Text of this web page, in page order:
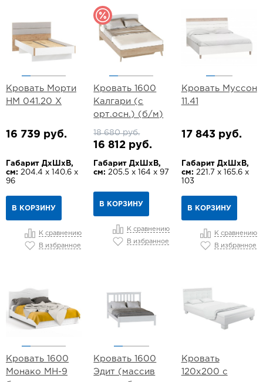
Кровать Морти
НМ 041.20 Х
16 739 руб.
Габарит ДхШхВ,
см: 204.4 х 140.6 х
96
В КОРЗИНУ
К сравнению
В избранное
Кровать 1600
Калгари (с
орт.осн.) (б/м)
18 680 руб.
16 812 руб.
Габарит ДхШхВ,
см: 205.5 х 164 х 97
В КОРЗИНУ
К сравнению
В избранное
Кровать Муссон
11.41
17 843 руб.
Габарит ДхШхВ,
см: 221.7 х 165.6 х
103
В КОРЗИНУ
К сравнению
В избранное
Кровать 1600
Монако МН-9
Кровать 1600
Эдит (массив
Кровать
120х200 с